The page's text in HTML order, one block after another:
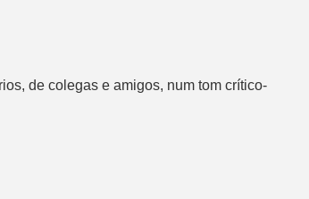
de colegas e amigos, num tom crítico-